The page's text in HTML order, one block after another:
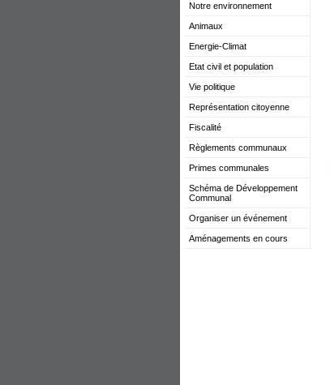
Notre environnement
Animaux
Energie-Climat
Etat civil et population
Vie politique
Représentation citoyenne
Fiscalité
Règlements communaux
Primes communales
Schéma de Développement
Communal
Organiser un événement
Aménagements en cours